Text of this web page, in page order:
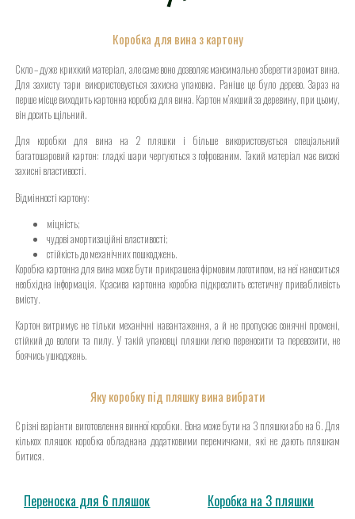
Коробка для вина з картону
Скло – дуже крихкий матеріал, але саме воно дозволяє максимально зберегти аромат вина.
Для захисту тари використовується захисна упаковка. Раніше це було дерево. Зараз на
перше місце виходить картонна коробка для вина. Картон м’якший за деревину, при цьому,
він досить щільний.
Для коробки для вина на 2 пляшки і більше використовується спеціальний
багатошаровий картон: гладкі шари чергуються з гофрованим. Такий матеріал має високі
захисні властивості.
Відмінності картону:
міцність;
чудові амортизаційні властивості;
стійкість до механічних пошкоджень.
Коробка картонна для вина може бути прикрашена фірмовим логотипом, на неї наноситься
необхідна інформація. Красива картонна коробка підкреслить естетичну привабливість
вмісту.
Картон витримує не тільки механічні навантаження, а й не пропускає сонячні промені,
стійкий до вологи та пилу. У такій упаковці пляшки легко переносити та перевозити, не
боячись ушкоджень.
Яку коробку під пляшку вина вибрати
Є різні варіанти виготовлення винної коробки. Вона може бути на 3 пляшки або на 6. Для
кількох пляшок коробка обладнана додатковими перемичками, які не дають пляшкам
битися.
Переноска для 6 пляшок Коробка на 3 пляшки